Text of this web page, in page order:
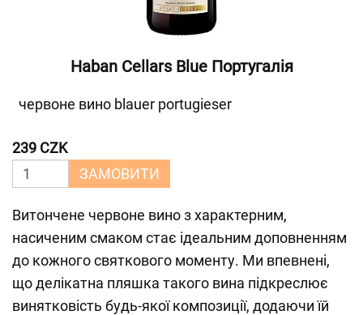
Haban Cellars Blue Португалія
червоне вино blauer portugieser
239 CZK
ЗАМОВИТИ
Витончене червоне вино з характерним,
насиченим смаком стає ідеальним доповненням
до кожного святкового моменту. Ми впевнені,
що делікатна пляшка такого вина підкреслює
винятковість будь-якої композиції, додаючи їй